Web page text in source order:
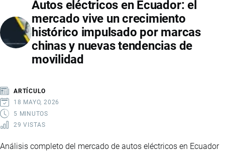
EN
ECUADOR:
GUERRA
COMERCIAL
IMPULSA
MARCAS
NACIONALES
Autos eléctricos en Ecuador: el
mercado vive un crecimiento
histórico impulsado por marcas
chinas y nuevas tendencias de
movilidad
ARTÍCULO
18 MAYO, 2026
5 MINUTOS
29 VISTAS
Análisis completo del mercado de autos eléctricos en Ecuador